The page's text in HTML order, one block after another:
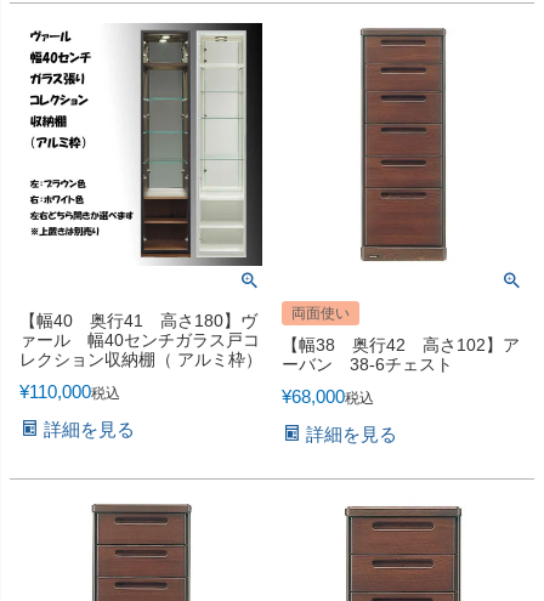
【幅40 奥行41 高さ180】ヴ
ァール 幅40センチガラス戸コ
レクション収納棚（ アルミ枠）
¥110,000税込
詳細を見る
両面使い
【幅38 奥行42 高さ102】ア
ーバン 38-6チェスト
¥68,000税込
詳細を見る